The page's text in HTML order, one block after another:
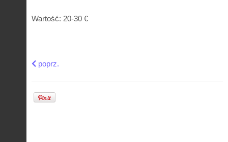
Wartość: 20-30 €
Previous article: Ogromny talerz Delft Boch Belgium
poprz.